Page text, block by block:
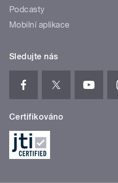
Podcasty
Mobilní aplikace
Sledujte nás
Certifikováno